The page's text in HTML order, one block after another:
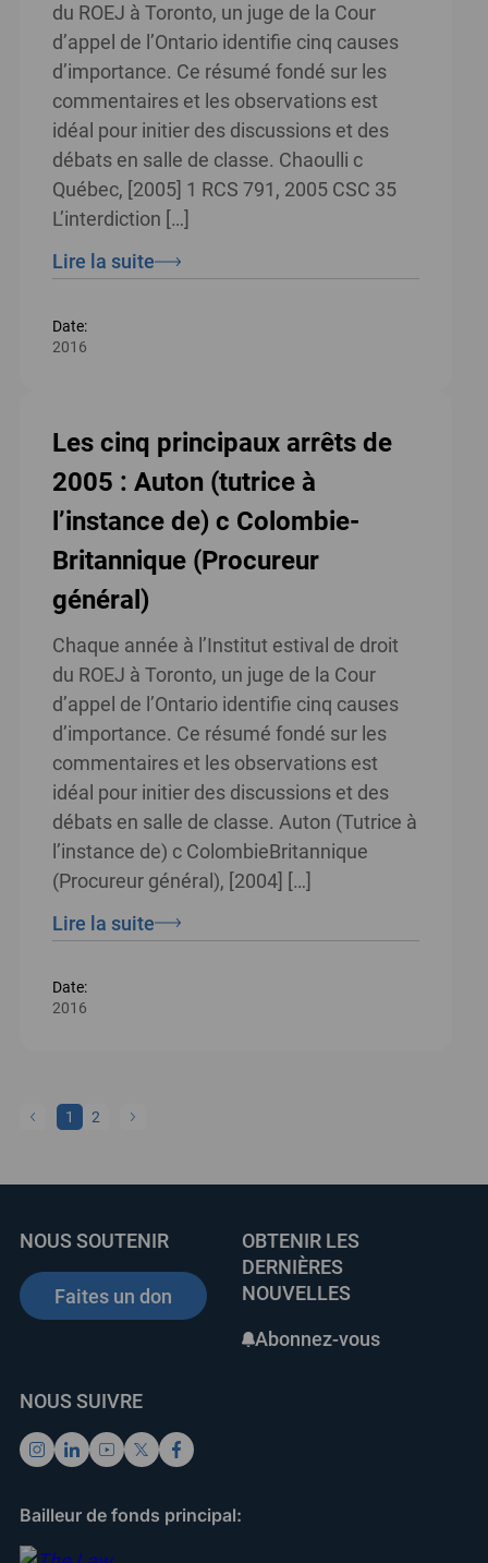
du ROEJ à Toronto, un juge de la Cour
d’appel de l’Ontario identifie cinq causes
d’importance. Ce résumé fondé sur les
commentaires et les observations est
idéal pour initier des discussions et des
débats en salle de classe. Chaoulli c
Québec, [2005] 1 RCS 791, 2005 CSC 35
L’interdiction […]
Lire la suite
Date:
2016
Les cinq principaux arrêts de
2005 : Auton (tutrice à
l’instance de) c Colombie-
Britannique (Procureur
général)
Chaque année à l’Institut estival de droit
du ROEJ à Toronto, un juge de la Cour
d’appel de l’Ontario identifie cinq causes
d’importance. Ce résumé fondé sur les
commentaires et les observations est
idéal pour initier des discussions et des
débats en salle de classe. Auton (Tutrice à
l’instance de) c ColombieBritannique
(Procureur général), [2004] […]
Lire la suite
Date:
2016
1 2
NOUS SOUTENIR
Faites un don
OBTENIR LES
DERNIÈRES
NOUVELLES
Abonnez-vous
NOUS SUIVRE
Bailleur de fonds principal: